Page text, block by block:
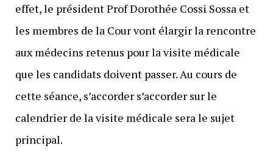
effet, le président Prof Dorothée Cossi Sossa et
les membres de la Cour vont élargir la rencontre
aux médecins retenus pour la visite médicale
que les candidats doivent passer. Au cours de
cette séance, s’accorder s’accorder sur le
calendrier de la visite médicale sera le sujet
principal.